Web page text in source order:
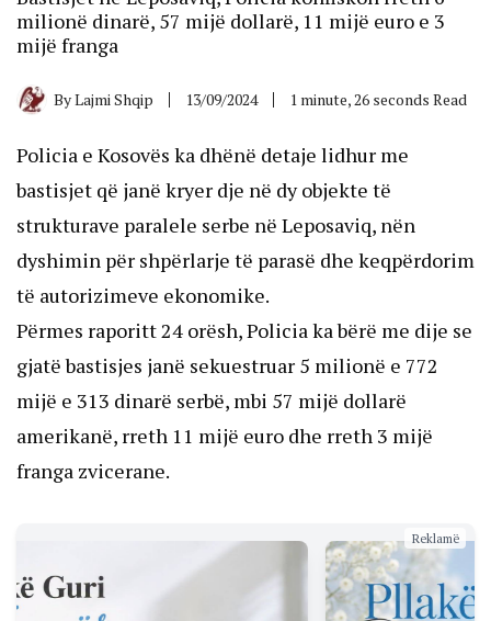
milionë dinarë, 57 mijë dollarë, 11 mijë euro e 3
mijë franga
ByLajmi Shqip 13/09/2024 1 minute, 26 seconds Read
Policia e Kosovës ka dhënë detaje lidhur me
bastisjet që janë kryer dje në dy objekte të
strukturave paralele serbe në Leposaviq, nën
dyshimin për shpërlarje të parasë dhe keqpërdorim
të autorizimeve ekonomike.
Përmes raporitt 24 orësh, Policia ka bërë me dije se
gjatë bastisjes janë sekuestruar 5 milionë e 772
mijë e 313 dinarë serbë, mbi 57 mijë dollarë
amerikanë, rreth 11 mijë euro dhe rreth 3 mijë
franga zvicerane.
Reklamë